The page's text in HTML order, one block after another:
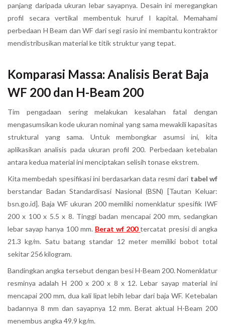
panjang daripada ukuran lebar sayapnya. Desain ini meregangkan
profil secara vertikal membentuk huruf I kapital. Memahami
perbedaan H Beam dan WF dari segi rasio ini membantu kontraktor
mendistribusikan material ke titik struktur yang tepat.
Komparasi Massa: Analisis Berat Baja
WF 200 dan H-Beam 200
Tim pengadaan sering melakukan kesalahan fatal dengan
mengasumsikan kode ukuran nominal yang sama mewakili kapasitas
struktural yang sama. Untuk membongkar asumsi ini, kita
aplikasikan analisis pada ukuran profil 200. Perbedaan ketebalan
antara kedua material ini menciptakan selisih tonase ekstrem.
Kita membedah spesifikasi ini berdasarkan data resmi dari tabel wf
berstandar Badan Standardisasi Nasional (BSN) [Tautan Keluar:
bsn.go.id]. Baja WF ukuran 200 memiliki nomenklatur spesifik IWF
200 x 100 x 5.5 x 8. Tinggi badan mencapai 200 mm, sedangkan
lebar sayap hanya 100 mm. Berat wf 200 tercatat presisi di angka
21.3 kg/m. Satu batang standar 12 meter memiliki bobot total
sekitar 256 kilogram.
Bandingkan angka tersebut dengan besi H-Beam 200. Nomenklatur
resminya adalah H 200 x 200 x 8 x 12. Lebar sayap material ini
mencapai 200 mm, dua kali lipat lebih lebar dari baja WF. Ketebalan
badannya 8 mm dan sayapnya 12 mm. Berat aktual H-Beam 200
menembus angka 49.9 kg/m.